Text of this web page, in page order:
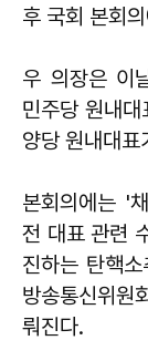
후 국회 본회
우 의장은 이
민주당 원내
양당 원내대
본회의에는 '
전 대표 관련
진하는 탄핵
방송통신위원
뤄진다.